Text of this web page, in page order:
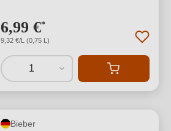
6,99 €*
9,32 €/L (0,75 L)
1
Bieber